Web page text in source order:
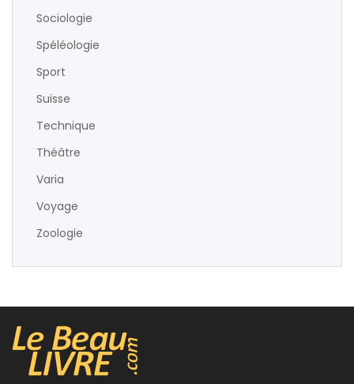
Sociologie
Spéléologie
Sport
Suisse
Technique
Théâtre
Varia
Voyage
Zoologie